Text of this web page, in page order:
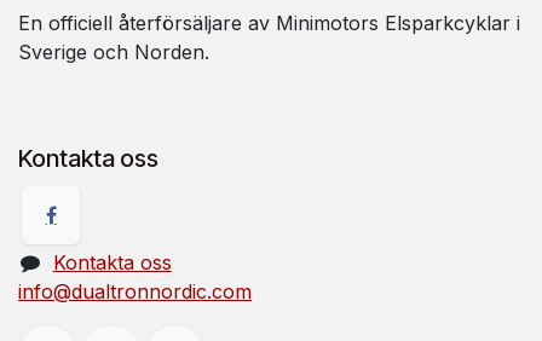
En officiell återförsäljare av Minimotors Elsparkcyklar i
Sverige och Norden.
Kontakta oss
Kontakta oss
info@dualtronnordic.com